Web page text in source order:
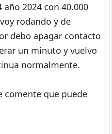
2024 con 40.000
rodando y de
debo apagar contacto
un minuto y vuelvo
normalmente.
comente que puede